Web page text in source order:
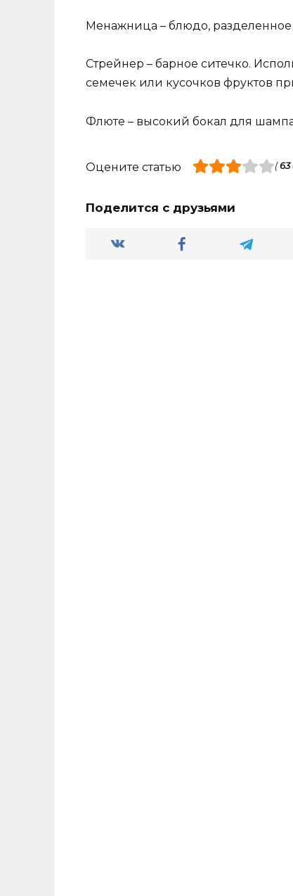
Менажница – блюдо, разделенное
Стрейнер – барное ситечко.
семечек или кусочков фруктов
Флюте – высокий бокал для
Оцените статью (63
Поделится с друзьями